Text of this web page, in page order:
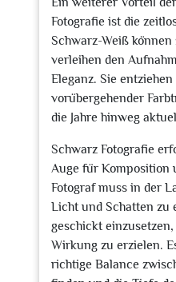
Fotografie ist die
Schwarz-Weiß
verleihen den
Eleganz. Sie
vorübergehender
die Jahre hinweg
Schwarz Fotografie
Auge für Komposition
Fotograf muss in der
Licht und Schatten zu
geschickt
Wirkung zu erzielen.
richtige Balance